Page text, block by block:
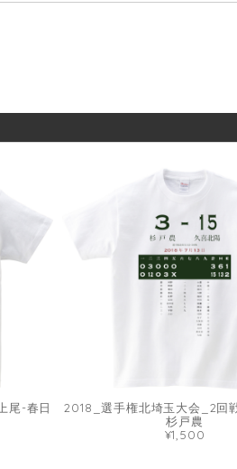
尾-春日
2018_選手権北埼玉大会_2回
杉戸農
¥1,500